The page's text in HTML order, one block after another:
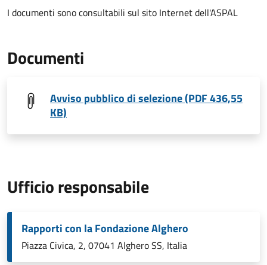
I documenti sono consultabili sul sito Internet dell'ASPAL
Documenti
Avviso pubblico di selezione (PDF 436,55
KB)
Ufficio responsabile
Rapporti con la Fondazione Alghero
Piazza Civica, 2, 07041 Alghero SS, Italia